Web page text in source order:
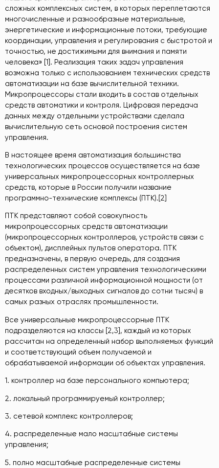
сложных комплексных систем, в которых переплетаются
многочисленные и разнообразные материальные,
энергетические и информационные потоки, требующие
координации, управления и регулирования с быстротой и
точностью, не достижимыми для внимания и памяти
человека» [1]. Реализация таких задач управления
возможна только с использованием технических средств
автоматизации на базе вычислительной техники.
Микропроцессоры стали входить в состав отдельных
средств автоматики и контроля. Цифровая передача
данных между отдельными устройствами сделала
вычислительную сеть основой построения систем
управления.
В настоящее время автоматизация большинства
технологических процессов осуществляется на базе
универсальных микропроцессорных контроллерных
средств, которые в России получили название
программно-технические комплексы (ПТК).[2]
ПТК представляют собой совокупность
микропроцессорных средств автоматизации
(микропроцессорных контроллеров, устройств связи с
объектом), дисплейных пультов оператора. ПТК
предназначены, в первую очередь, для создания
распределенных систем управления технологическими
процессами различной информационной мощности (от
десятков входных/выходных сигналов до сотни тысяч) в
самых разных отраслях промышленности.
Все универсальные микропроцессорные ПТК
подразделяются на классы [2,3], каждый из которых
рассчитан на определенный набор выполняемых функций
и соответствующий объем получаемой и
обрабатываемой информации об объектах управления.
1. контроллер на базе персонального компьютера;
2. локальный программируемый контроллер;
3. сетевой комплекс контроллеров;
4. распределенные мало масштабные системы
управления;
5. полно масштабные распределенные системы